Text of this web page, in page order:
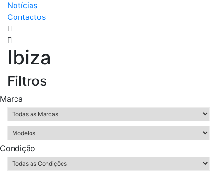
Notícias
Contactos
Ibiza
Filtros
Marca
Condição